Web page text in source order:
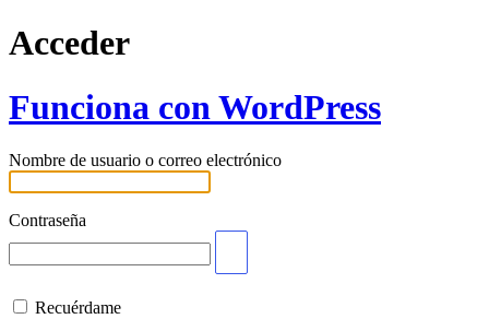
Acceder
Funciona con WordPress
Nombre de usuario o correo electrónico
Contraseña
Recuérdame